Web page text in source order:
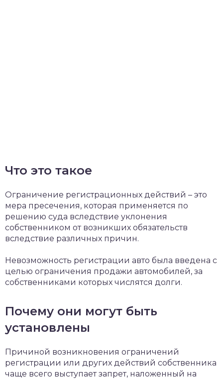
Что это такое
Ограничение регистрационных действий – это
мера пресечения, которая применяется по
решению суда вследствие уклонения
собственником от возникших обязательств
вследствие различных причин.
Невозможность регистрации авто была введена с
целью ограничения продажи автомобилей, за
собственниками которых числятся долги.
Почему они могут быть
установлены
Причиной возникновения ограничений
регистрации или других действий собственника
чаще всего выступает запрет, наложенный на